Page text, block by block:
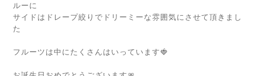
ルーに
サイドはドレープ絞りでドリーミーな雰囲気にさせて頂きまし
た
フルーツは中にたくさんはいっています🍓